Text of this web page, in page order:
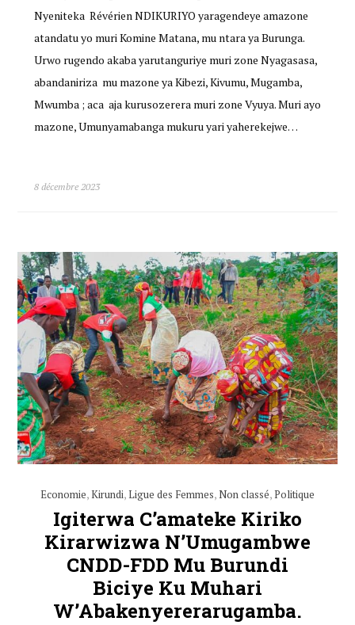
Nyeniteka Révérien NDIKURIYO yaragendeye amazone
atandatu yo muri Komine Matana, mu ntara ya Burunga.
Urwo rugendo akaba yarutanguriye muri zone Nyagasasa,
abandaniriza mu mazone ya Kibezi, Kivumu, Mugamba,
Mwumba ; aca aja kurusozerera muri zone Vyuya. Muri ayo
mazone, Umunyamabanga mukuru yari yaherekejwe…
8 décembre 2023
Economie,Kirundi,Ligue des Femmes,Non classé,Politique
Igiterwa C’amateke Kiriko
Kirarwizwa N’Umugambwe
CNDD-FDD Mu Burundi
Biciye Ku Muhari
W’Abakenyererarugamba.